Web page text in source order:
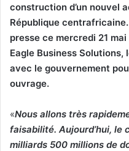
construction d’un nouvel
République centrafricaine.
presse ce mercredi 21 mai
Eagle Business Solutions,
avec le gouvernement
ouvrage.
«Nous allons très
faisabilité. Aujourd’hui, le
milliards 500 millions de